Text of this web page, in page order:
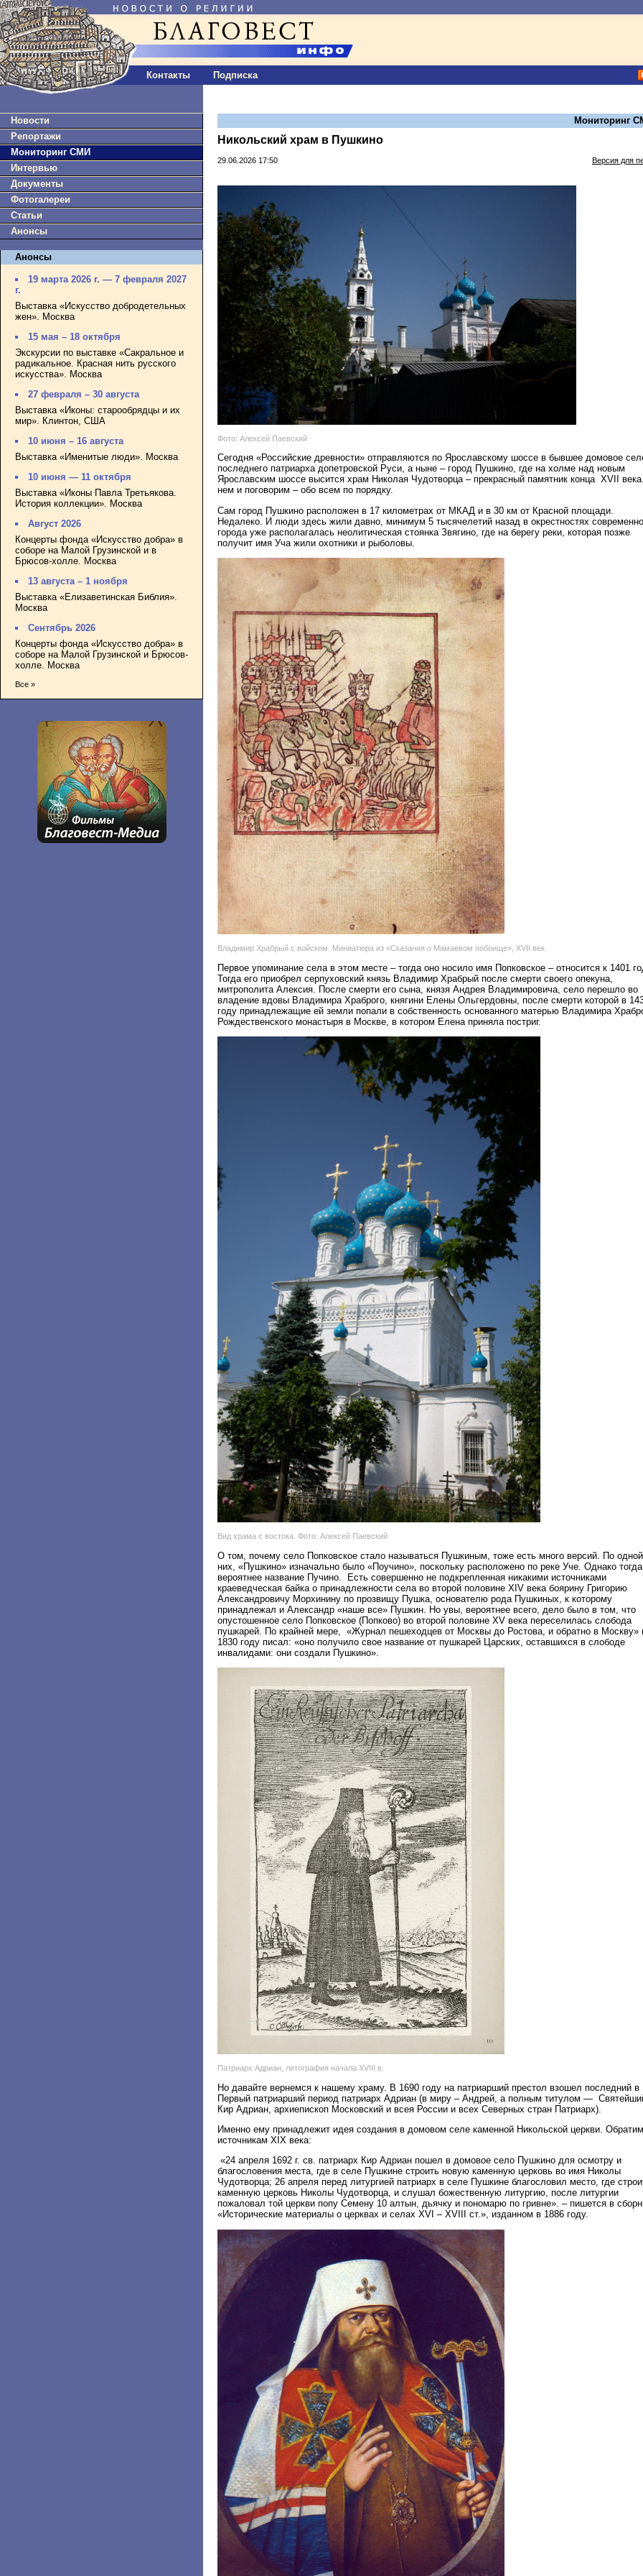
Контакты Подписка
Новости
Репортажи
Мониторинг СМИ
Интервью
Документы
Фотогалереи
Статьи
Анонсы
Анонсы
19 марта 2026 г. — 7 февраля 2027
г.
Выставка «Искусство добродетельных
жен». Москва
15 мая – 18 октября
Экскурсии по выставке «Сакральное и
радикальное. Красная нить русского
искусства». Москва
27 февраля – 30 августа
Выставка «Иконы: старообрядцы и их
мир». Клинтон, США
10 июня – 16 августа
Выставка «Именитые люди». Москва
10 июня — 11 октября
Выставка «Иконы Павла Третьякова.
История коллекции». Москва
Август 2026
Концерты фонда «Искусство добра» в
соборе на Малой Грузинской и в
Брюсов-холле. Москва
13 августа – 1 ноября
Выставка «Елизаветинская Библия».
Москва
Сентябрь 2026
Концерты фонда «Искусство добра» в
соборе на Малой Грузинской и Брюсов-
холле. Москва
Все »
Мониторинг
Никольский храм в Пушкино
29.06.2026 17:50 Версия для
Фото: Алексей Паевский
Сегодня «Российские древности» отправляются по Ярославскому шоссе в бывшее домовое
последнего патриарха допетровской Руси, а ныне – город Пушкино, где на холме над новым
Ярославским шоссе высится храм Николая Чудотворца – прекрасный памятник конца XVII
нем и поговорим – обо всем по порядку.
Сам город Пушкино расположен в 17 километрах от МКАД и в 30 км от Красной площади.
Недалеко. И люди здесь жили давно, минимум 5 тысячелетий назад в окрестностях
города уже располагалась неолитическая стоянка Звягино, где на берегу реки, которая позже
получит имя Уча жили охотники и рыболовы.
Владимир Храбрый с войском. Миниатюра из «Сказания о Мамаевом побоище», XVII век
Первое упоминание села в этом месте – тогда оно носило имя Попковское – относится к 1401
Тогда его приобрел серпуховский князь Владимир Храбрый после смерти своего опекуна,
митрополита Алексия. После смерти его сына, князя Андрея Владимировича, село перешло во
владение вдовы Владимира Храброго, княгини Елены Ольгердовны, после смерти которой в
году принадлежащие ей земли попали в собственность основанного матерью Владимира
Рождественского монастыря в Москве, в котором Елена приняла постриг.
Вид храма с востока. Фото: Алексей Паевский
О том, почему село Попковское стало называться Пушкиным, тоже есть много версий. По
них, «Пушкино» изначально было «Поучино», поскольку расположено по реке Уче. Однако тогда
вероятнее название Пучино. Есть совершенно не подкрепленная никакими источниками
краеведческая байка о принадлежности села во второй половине XIV века боярину Григорию
Александровичу Морхинину по прозвищу Пушка, основателю рода Пушкиных, к которому
принадлежал и Александр «наше все» Пушкин. Но увы, вероятнее всего, дело было в том, что
опустошенное село Попковское (Попково) во второй половине XV века переселилась слобода
пушкарей. По крайней мере, «Журнал пешеходцев от Москвы до Ростова, и обратно в Москву»
1830 году писал: «оно получило свое название от пушкарей Царских, оставшихся в слободе
инвалидами: они создали Пушкино».
Патриарх Адриан, литография начала XVIII в.
Но давайте вернемся к нашему храму. В 1690 году на патриарший престол взошел последний в
Первый патриарший период патриарх Адриан (в миру – Андрей, а полным титулом —
Кир Адриан, архиепископ Московский и всея России и всех Северных стран Патриарх).
Именно ему принадлежит идея создания в домовом селе каменной Никольской церкви.
источникам XIX века:
«24 апреля 1692 г. св. патриарх Кир Адриан пошел в домовое село Пушкино для осмотру и
благословения места, где в селе Пушкине строить новую каменную церковь во имя Николы
Чудотворца; 26 апреля перед литургией патриарх в селе Пушкине благословил место, где
каменную церковь Николы Чудотворца, и слушал божественную литургию, после литургии
пожаловал той церкви попу Семену 10 алтын, дьячку и пономарю по гривне». – пишется в
«Исторические материалы о церквах и селах XVI – XVIII ст.», изданном в 1886 году.